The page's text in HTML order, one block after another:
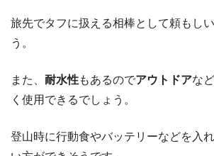
旅先でタフに扱える相棒として頼もし
う。
また、 耐水性もあるのでアウトドアな
く使用できるでしょう。
登山時に行動食やバッテリーなどを入